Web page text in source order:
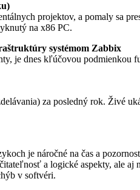
projektov, a pomaly sa
na x86 PC.
systémom Zabbix
je dnes kľúčovou
za posledný rok. Živé
je náročné na čas a
a logické aspekty, ale
v softvéri.